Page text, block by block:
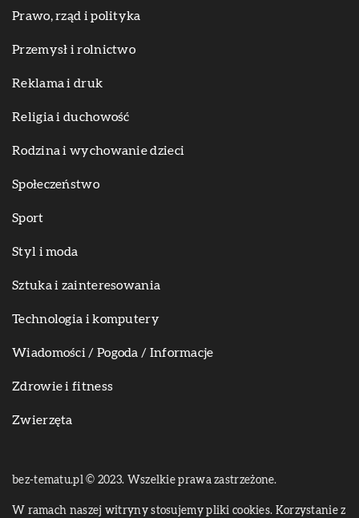
Prawo, rząd i polityka
Przemysł i rolnictwo
Reklama i druk
Religia i duchowość
Rodzina i wychowanie dzieci
Społeczeństwo
Sport
Styl i moda
Sztuka i zainteresowania
Technologia i komputery
Wiadomości / Pogoda / Informacje
Zdrowie i fitness
Zwierzęta
bez-tematu.pl © 2023. Wszelkie prawa zastrzeżone.
W ramach naszej witryny stosujemy pliki cookies. Korzystanie z